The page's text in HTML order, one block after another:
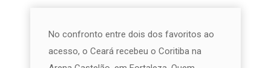
No confronto entre dois dos favoritos ao
acesso, o Ceará recebeu o Coritiba na